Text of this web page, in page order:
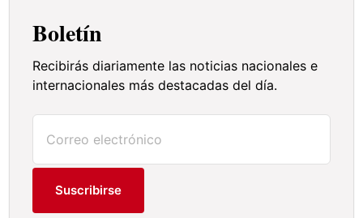
Boletín
Recibirás diariamente las noticias nacionales e
internacionales más destacadas del día.
Suscribirse